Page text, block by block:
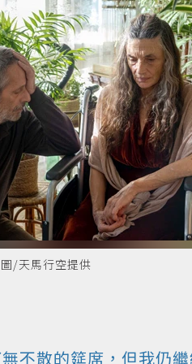
/天馬行空提供
不散的筵席，但我仍